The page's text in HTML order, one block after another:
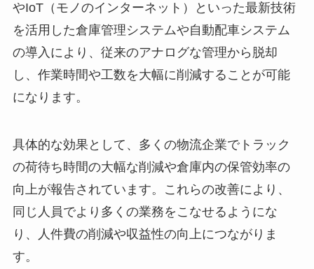
やIoT（モノのインターネット）といった最新技術
を活用した倉庫管理システムや自動配車システム
の導入により、従来のアナログな管理から脱却
し、作業時間や工数を大幅に削減することが可能
になります。
具体的な効果として、多くの物流企業でトラック
の荷待ち時間の大幅な削減や倉庫内の保管効率の
向上が報告されています。これらの改善により、
同じ人員でより多くの業務をこなせるようにな
り、人件費の削減や収益性の向上につながりま
す。